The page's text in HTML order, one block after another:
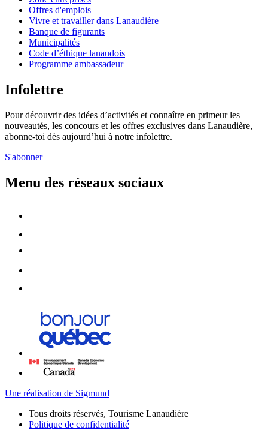
Offres d'emplois
Vivre et travailler dans Lanaudière
Banque de figurants
Municipalités
Code d’éthique lanaudois
Programme ambassadeur
Infolettre
Pour découvrir des idées d’activités et connaître en primeur les
nouveautés, les concours et les offres exclusives dans Lanaudière,
abonne-toi dès aujourd’hui à notre infolettre.
S'abonner
Menu des réseaux sociaux
Une réalisation de Sigmund
Tous droits réservés, Tourisme Lanaudière
Politique de confidentialité